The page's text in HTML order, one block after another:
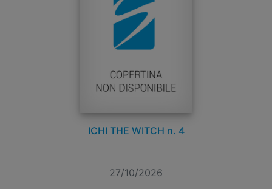
ICHI THE WITCH n. 4
27/10/2026